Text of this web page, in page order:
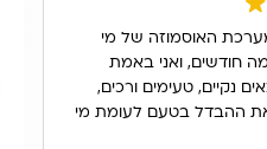
האוסמוזה של מי
חודשים, ואני באמת
נקיים, טעימים ורכים,
ההבדל בטעם לעומת מי